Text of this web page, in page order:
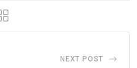
NEXT POST